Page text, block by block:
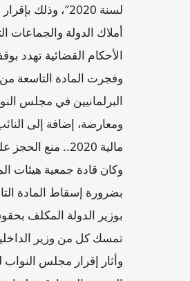
لسنة 2020″،
أملاك الدولة والجماعات
الأحكام القضائية تهدد
البرلمانيين في مجلس
ومعارضة، إضافة إلى
مالية 2020.. منع الحجز على أملاك الدولة يهز الجسم القضائي.
وكان قادة جمعية هيئات
بضرورة إسقاط المادة
بوزير الدولة المكلف
تمسك كل من وزير الداخلية
وأثار إقرار مجلس النواب